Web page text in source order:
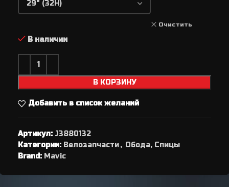
Очистить
В наличии
В КОРЗИНУ
Добавить в список желаний
Артикул: J3880132
Категории: Велозапчасти, Обода, Спицы
Brand: Mavic